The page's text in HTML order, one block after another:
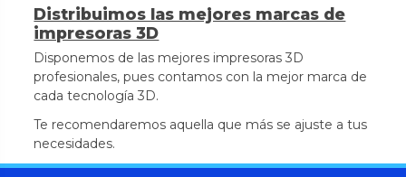
Distribuimos las mejores marcas de
impresoras 3D
Disponemos de las mejores impresoras 3D
profesionales, pues contamos con la mejor marca de
cada tecnología 3D.
Te recomendaremos aquella que más se ajuste a tus
necesidades.